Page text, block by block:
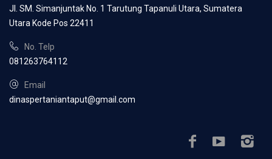
Jl. SM. Simanjuntak No. 1 Tarutung Tapanuli Utara, Sumatera
Utara Kode Pos 22411
No. Telp
081263764112
Email
dinaspertaniantaput@gmail.com